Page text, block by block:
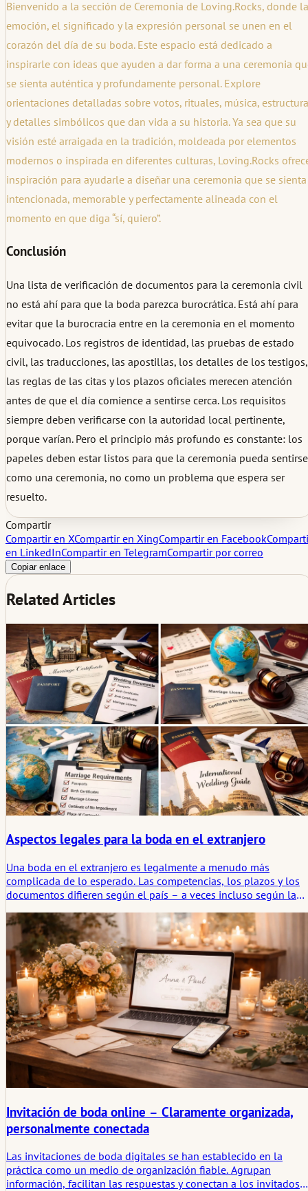
Bienvenido a la sección de Ceremonia de Loving.Rocks, donde la
emoción, el significado y la expresión personal se unen en el
corazón del día de su boda. Este espacio está dedicado a
inspirarle con ideas que ayuden a dar forma a una ceremonia
se sienta auténtica y profundamente personal. Explore
orientaciones detalladas sobre votos, rituales, música, estructura
y detalles simbólicos que dan vida a su historia. Ya sea que su
visión esté arraigada en la tradición, moldeada por elementos
modernos o inspirada en diferentes culturas, Loving.Rocks
inspiración para ayudarle a diseñar una ceremonia que se sienta
intencionada, memorable y perfectamente alineada con el
momento en que diga “sí, quiero”.
Conclusión
Una lista de verificación de documentos para la ceremonia civil
no está ahí para que la boda parezca burocrática. Está ahí para
evitar que la burocracia entre en la ceremonia en el momento
equivocado. Los registros de identidad, las pruebas de estado
civil, las traducciones, las apostillas, los detalles de los testigos,
las reglas de las citas y los plazos oficiales merecen atención
antes de que el día comience a sentirse cerca. Los requisitos
siempre deben verificarse con la autoridad local pertinente,
porque varían. Pero el principio más profundo es constante: los
papeles deben estar listos para que la ceremonia pueda sentirse
como una ceremonia, no como un problema que espera ser
resuelto.
Compartir
Compartir en XCompartir en XingCompartir en Facebook
en LinkedInCompartir en TelegramCompartir por correo
Copiar enlace
Related Articles
Aspectos legales para la boda en el extranjero
Una boda en el extranjero es legalmente a menudo más
complicada de lo esperado. Las competencias, los plazos y los
documentos difieren según el país – a veces incluso según la
requiere, evita retrasos, costes adicionales y problemas formales
después de la celebración.
Invitación de boda online – Claramente organizada,
personalmente conectada
Las invitaciones de boda digitales se han establecido en la
práctica como un medio de organización fiable. Agrupan
información, facilitan las respuestas y conectan a los invitados